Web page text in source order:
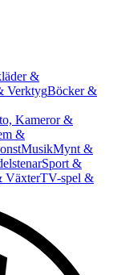
&
VerktygBöcker &
Kameror &
&
MusikMynt &
Sport &
VäxterTV-spel &